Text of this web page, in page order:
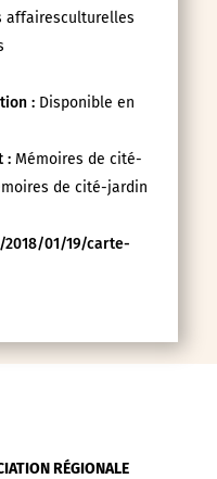
affairesculturelles
: Disponible en
: Mémoires de cité-
de cité-jardin
01/19/carte-
RÉGIONALE